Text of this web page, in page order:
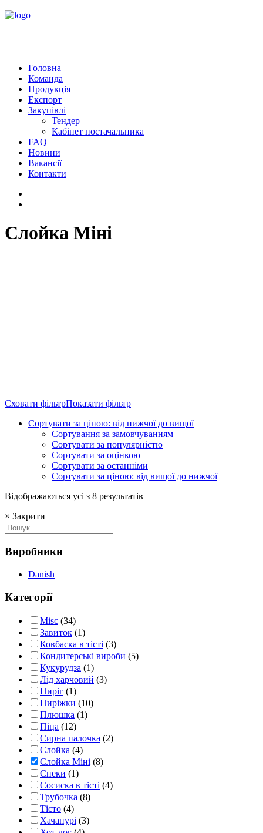
Головна
Команда
Продукція
Експорт
Закупівлі
Тендер
Кабінет постачальника
FAQ
Новини
Вакансії
Контакти
Слойка Міні
Сховати фільтрПоказати фільтр
Сортувати за ціною: від нижчої до вищої
Сортування за замовчуванням
Сортувати за популярністю
Сортувати за оцінкою
Сортувати за останніми
Сортувати за ціною: від вищої до нижчої
Відображаються усі з 8 результатів
× Закрити
Виробники
Danish
Категорії
Misc (34)
Завиток (1)
Ковбаска в тісті (3)
Кондитерські вироби (5)
Кукурудза (1)
Лід харчовий (3)
Пиріг (1)
Пиріжки (10)
Плюшка (1)
Піца (12)
Сирна палочка (2)
Слойка (4)
Слойка Міні (8)
Снеки (1)
Сосиска в тісті (4)
Трубочка (8)
Тісто (4)
Хачапурі (3)